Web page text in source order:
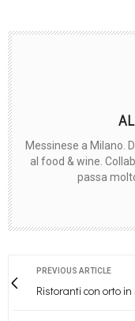
Messinese a Milano.
al food & wine.
passa
PREVIOUS ARTICLE
Ristoranti con orto